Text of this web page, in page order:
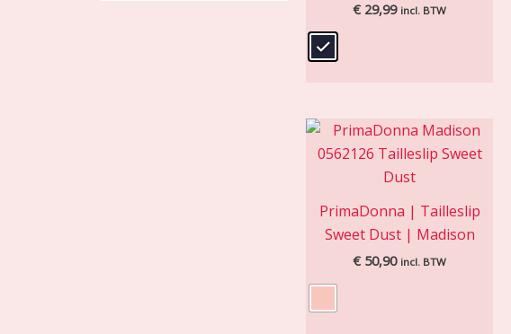
€ 29,99 incl. BTW
PrimaDonna | Tailleslip
Sweet Dust | Madison
€ 50,90 incl. BTW